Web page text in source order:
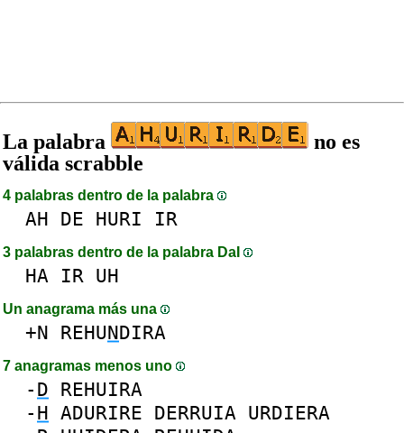
La palabra
no es
válida scrabble
4 palabras dentro de la palabra
AH DE HURI IR
3 palabras dentro de la palabra DaI
HA IR UH
Un anagrama más una
+N REHUNDIRA
7 anagramas menos uno
- D REHUIRA
- H ADURIRE DERRUIA URDIERA